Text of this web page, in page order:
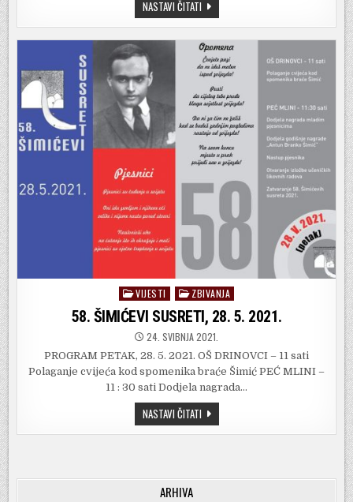
NASTAVI ČITATI60.
ŠIMIĆEVI
SUSRETI
4.
–
28.
4.
2023.
Posted
in
VIJESTI ZBIVANJA
58. ŠIMIĆEVI SUSRETI, 28. 5. 2021.
24. SVIBNJA 2021.
PROGRAM PETAK, 28. 5. 2021. OŠ DRINOVCI – 11 sati
Polaganje cvijeća kod spomenika braće Šimić PEĆ MLINI –
11 : 30 sati Dodjela nagrada…
NASTAVI ČITATI58.
ŠIMIĆEVI
SUSRETI,
ARHIVA